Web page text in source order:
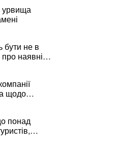
урвища
бути не в
про наявні
щодо
понад